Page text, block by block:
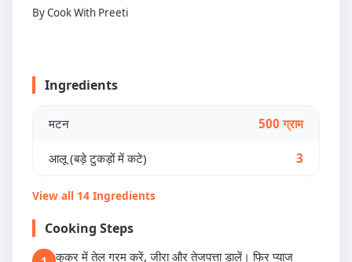
By Cook With Preeti
Ingredients
मटन 500 ग्राम
आलू (बड़े टुकड़ों में कटे) 3
View all 14 Ingredients
Cooking Steps
कुकर में तेल गरम करें, जीरा और तेजपत्ता डालें। फिर प्याज